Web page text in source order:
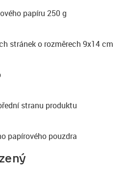
papíru 250 g
stránek o rozměrech 9x14 cm
stranu produktu
papírového pouzdra